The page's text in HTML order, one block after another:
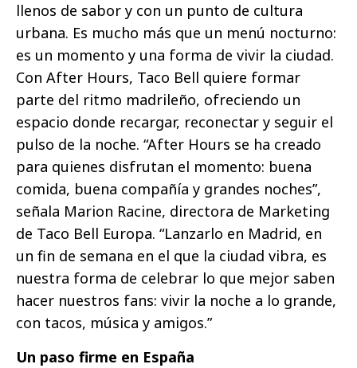
llenos de sabor y con un punto de cultura
urbana. Es mucho más que un menú nocturno:
es un momento y una forma de vivir la ciudad.
Con After Hours, Taco Bell quiere formar
parte del ritmo madrileño, ofreciendo un
espacio donde recargar, reconectar y seguir el
pulso de la noche. “After Hours se ha creado
para quienes disfrutan el momento: buena
comida, buena compañía y grandes noches”,
señala Marion Racine, directora de Marketing
de Taco Bell Europa. “Lanzarlo en Madrid, en
un fin de semana en el que la ciudad vibra, es
nuestra forma de celebrar lo que mejor saben
hacer nuestros fans: vivir la noche a lo grande,
con tacos, música y amigos.”
Un paso firme en España